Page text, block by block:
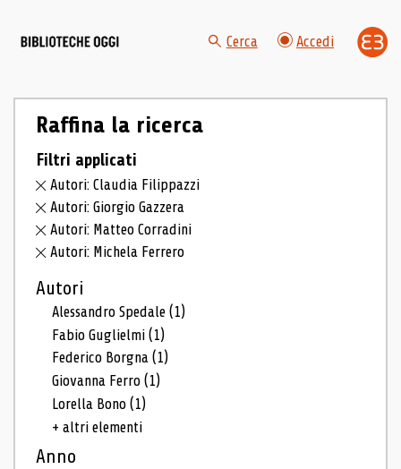
Cerca Accedi
Raffina la ricerca
Filtri applicati
Autori: Claudia Filippazzi
Autori: Giorgio Gazzera
Autori: Matteo Corradini
Autori: Michela Ferrero
Autori
Alessandro Spedale(1)
Fabio Guglielmi(1)
Federico Borgna(1)
Giovanna Ferro(1)
Lorella Bono(1)
+ altri elementi
Anno